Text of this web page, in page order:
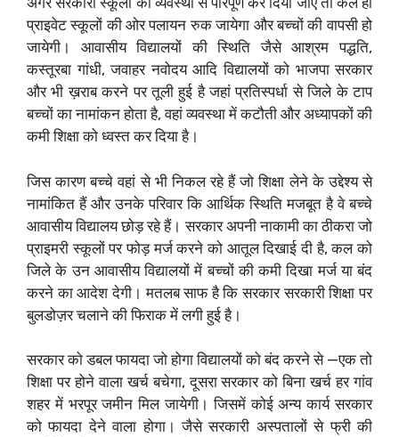
प्राइवेट स्कूलों की ओर पलायन रुक जायेगा और बच्चों की वापसी हो
जायेगी। आवासीय विद्यालयों की स्थिति जैसे आश्रम पद्धति,
कस्तूरबा गांधी, जवाहर नवोदय आदि विद्यालयों को भाजपा सरकार
और भी ख़राब करने पर तूली हुई है जहां प्रतिस्पर्धा से जिले के टाप
बच्चों का नामांकन होता है, वहां व्यवस्था में कटौती और अध्यापकों की
कमी शिक्षा को ध्वस्त कर दिया है।
जिस कारण बच्चे वहां से भी निकल रहे हैं जो शिक्षा लेने के उद्देश्य से
नामांकित हैं और उनके परिवार कि आर्थिक स्थिति मजबूत है वे बच्चे
आवासीय विद्यालय छोड़ रहे हैं। सरकार अपनी नाकामी का ठीकरा जो
प्राइमरी स्कूलों पर फोड़ मर्ज करने को आतूल दिखाई दी है, कल को
जिले के उन आवासीय विद्यालयों में बच्चों की कमी दिखा मर्ज या बंद
करने का आदेश देगी। मतलब साफ है कि सरकार सरकारी शिक्षा पर
बुलडोज़र चलाने की फिराक में लगी हुई है।
सरकार को डबल फायदा जो होगा विद्यालयों को बंद करने से —एक तो
शिक्षा पर होने वाला खर्च बचेगा, दूसरा सरकार को बिना खर्च हर गांव
शहर में भरपूर जमीन मिल जायेगी। जिसमें कोई अन्य कार्य सरकार
को फायदा देने वाला होगा। जैसे सरकारी अस्पतालों से फ्री की